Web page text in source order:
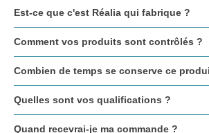
Est-ce que c'est Réalia qui fabrique ?
Comment vos produits sont contrôlés ?
Combien de temps se conserve ce
Quelles sont vos qualifications ?
Quand recevrai-je ma commande ?